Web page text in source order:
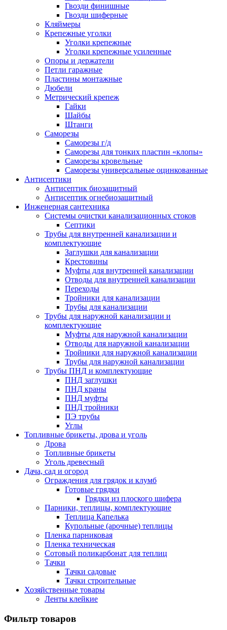
Гвозди финишные
Гвозди шиферные
Кляймеры
Крепежные уголки
Уголки крепежные
Уголки крепежные усиленные
Опоры и держатели
Петли гаражные
Пластины монтажные
Дюбели
Метрический крепеж
Гайки
Шайбы
Штанги
Саморезы
Саморезы г/д
Саморезы для тонких пластин «клопы»
Саморезы кровельные
Саморезы универсальные оцинкованные
Антисептики
Антисептик биозащитный
Антисептик огнебиозащитный
Инженерная сантехника
Системы очистки канализационных стоков
Септики
Трубы для внутренней канализации и
комплектующие
Заглушки для канализации
Крестовины
Муфты для внутренней канализации
Отводы для внутренней канализации
Переходы
Тройники для канализации
Трубы для канализации
Трубы для наружной канализации и
комплектующие
Муфты для наружной канализации
Отводы для наружной канализации
Тройники для наружной канализации
Трубы для наружной канализации
Трубы ПНД и комплектующие
ПНД заглушки
ПНД краны
ПНД муфты
ПНД тройники
ПЭ трубы
Углы
Топливные брикеты, дрова и уголь
Дрова
Топливные брикеты
Уголь древесный
Дача, сад и огород
Ограждения для грядок и клумб
Готовые грядки
Грядки из плоского шифера
Парники, теплицы, комплектующие
Теплица Капелька
Купольные (арочные) теплицы
Пленка парниковая
Пленка техническая
Сотовый поликарбонат для теплиц
Тачки
Тачки садовые
Тачки строительные
Хозяйственные товары
Ленты клейкие
Фильтр товаров